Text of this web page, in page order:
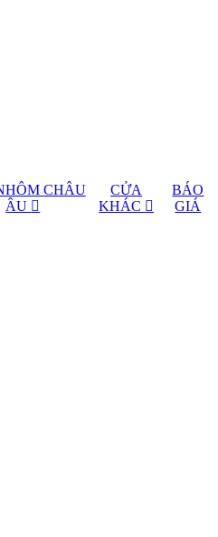
CHÂU
ÂU
CỬA
KHÁC
BÁO
GIÁ